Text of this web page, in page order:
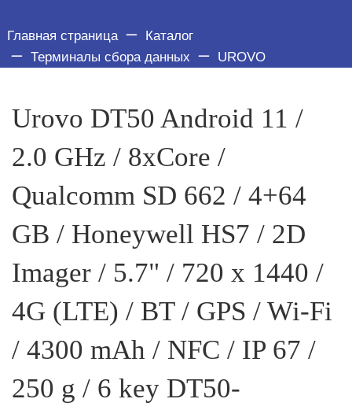
Главная страница
Каталог
Терминалы сбора данных
UROVO
Urovo DT50 Android 11 /
2.0 GHz / 8xCore /
Qualcomm SD 662 / 4+64
GB / Honeywell HS7 / 2D
Imager / 5.7" / 720 x 1440 /
4G (LTE) / BT / GPS / Wi-Fi
/ 4300 mAh / NFC / IP 67 /
250 g / 6 key DT50-